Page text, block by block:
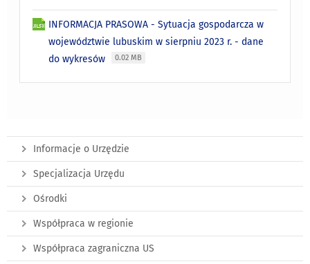
INFORMACJA PRASOWA - Sytuacja gospodarcza w
województwie lubuskim w sierpniu 2023 r. - dane
do wykresów
0.02 MB
Informacje o Urzędzie
Specjalizacja Urzędu
Ośrodki
Współpraca w regionie
Współpraca zagraniczna US